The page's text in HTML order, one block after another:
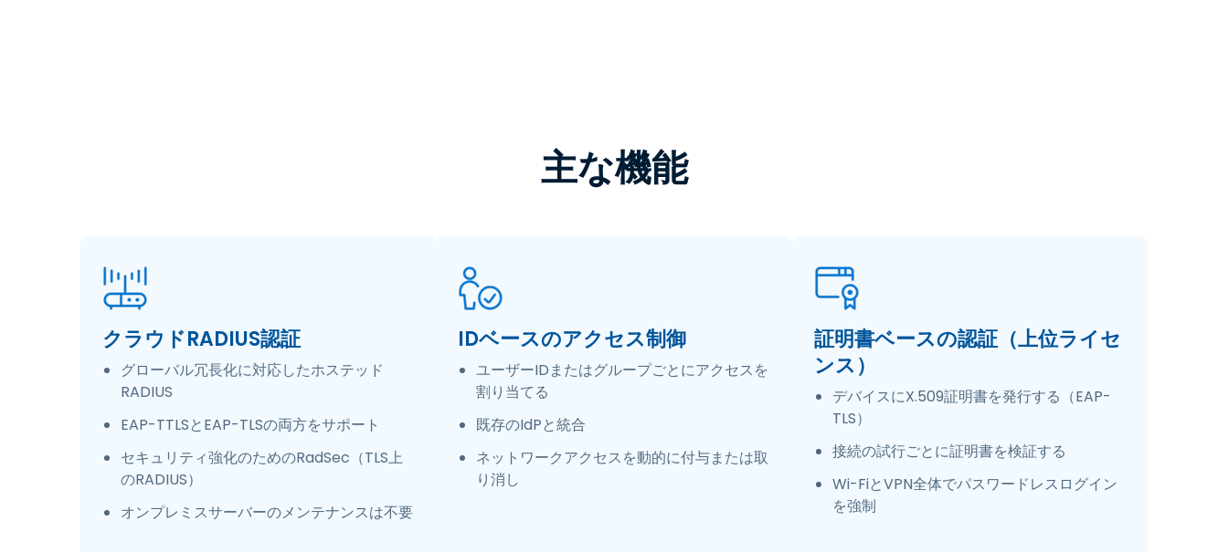
主な機能
クラウドRADIUS認証
グローバル冗長化に対応したホステッド
RADIUS
EAP-TTLSとEAP-TLSの両方をサポート
セキュリティ強化のためのRadSec（TLS上
のRADIUS）
オンプレミスサーバーのメンテナンスは不要
IDベースのアクセス制御
ユーザーIDまたはグループごとにアクセスを
割り当てる
既存のIdPと統合
ネットワークアクセスを動的に付与または取
り消し
証明書ベースの認証（上位ライセ
ンス）
デバイスにX.509証明書を発行する（EAP-
TLS）
接続の試行ごとに証明書を検証する
Wi-FiとVPN全体でパスワードレスログイン
を強制